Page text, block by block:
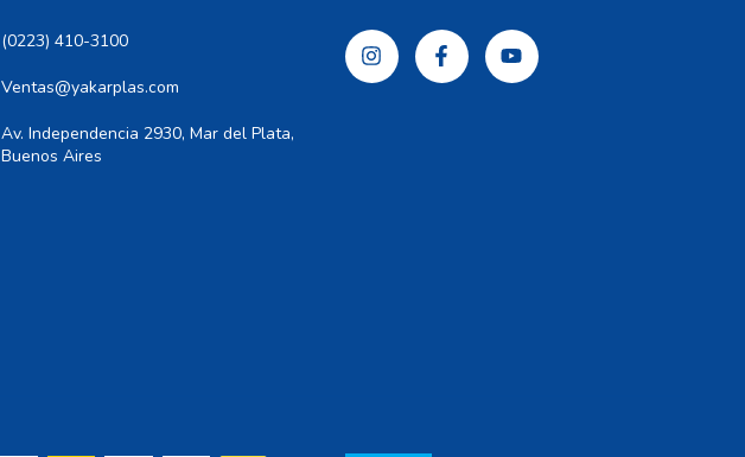
(0223) 410-3100
Ventas@yakarplas.com
Av. Independencia 2930, Mar del Plata,
Buenos Aires